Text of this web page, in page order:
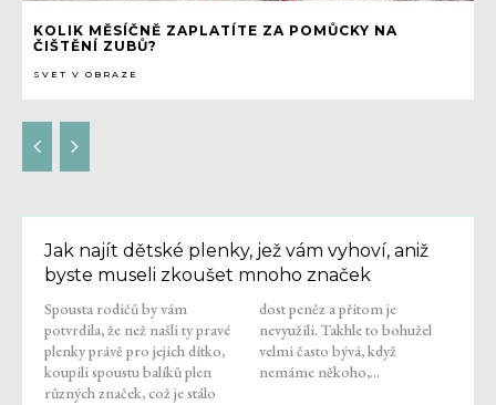
KOLIK MĚSÍČNĚ ZAPLATÍTE ZA POMŮCKY NA
ČIŠTĚNÍ ZUBŮ?
SVET V OBRAZE
Jak najít dětské plenky, jež vám vyhoví, aniž
byste museli zkoušet mnoho značek
Spousta rodičů by vám
potvrdila, že než našli ty pravé
plenky právě pro jejich dítko,
koupili spoustu balíků plen
různých značek, což je stálo
dost peněz a přitom je
nevyužili. Takhle to bohužel
velmi často bývá, když
nemáme někoho,...